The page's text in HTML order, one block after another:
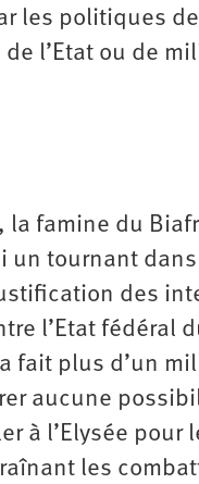
les politiques
l’Etat ou de
la famine du
un tournant
des
l’Etat fédéral
fait plus d’un
aucune
à l’Elysée
les